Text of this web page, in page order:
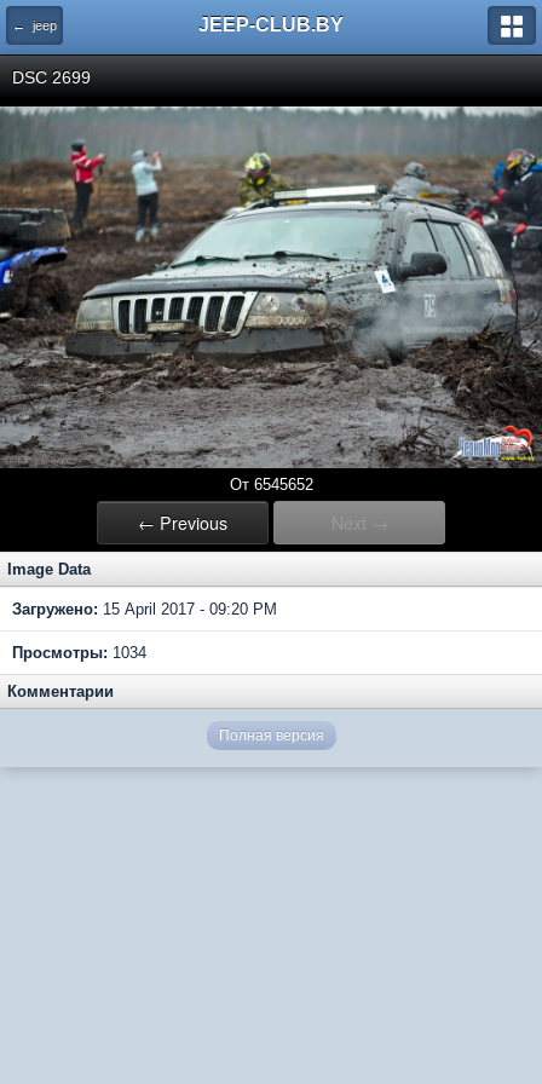
← jeep JEEP-CLUB.BY
DSC 2699
От 6545652
← Previous Next →
Image Data
Загружено: 15 April 2017 - 09:20 PM
Просмотры: 1034
Комментарии
Полная версия